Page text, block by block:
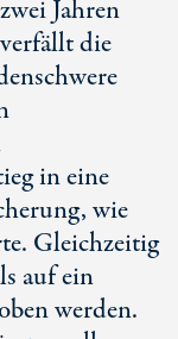
Jahren
die
in eine
wie
Gleichzeitig
auf ein
werden.